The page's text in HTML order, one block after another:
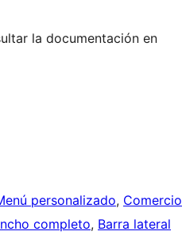
la documentación en
personalizado, Comercio
completo, Barra lateral